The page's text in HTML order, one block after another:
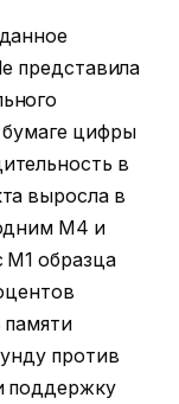
представила
цифры
в
выросла в
M4 и
образца
памяти
против
поддержку